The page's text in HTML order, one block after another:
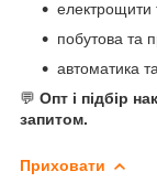
побутова та
автоматика
💬 Опт і підбір
запитом.
Приховати